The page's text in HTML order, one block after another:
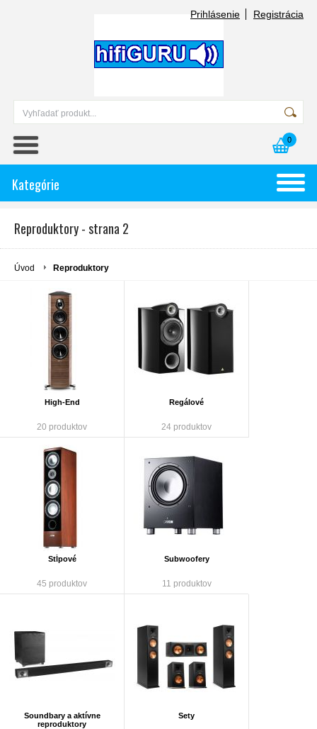
Prihlásenie Registrácia
0
Kategórie
Reproduktory - strana 2
Úvod Reproduktory
High-End
20 produktov
Regálové
24 produktov
Stĺpové
45 produktov
Subwoofery
11 produktov
Soundbary a aktívne
reproduktory
Sety